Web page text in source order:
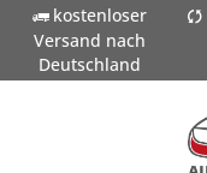
kostenloser
Versand nach
Deutschland